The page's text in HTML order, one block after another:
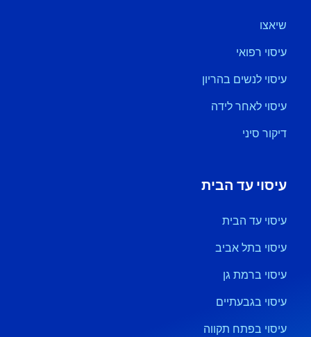
שיאצו
עיסוי רפואי
עיסוי לנשים בהריון
עיסוי לאחר לידה
דיקור סיני
עיסוי עד הבית
עיסוי עד הבית
עיסוי בתל אביב
עיסוי ברמת גן
עיסוי בגבעתיים
עיסוי בפתח תקווה